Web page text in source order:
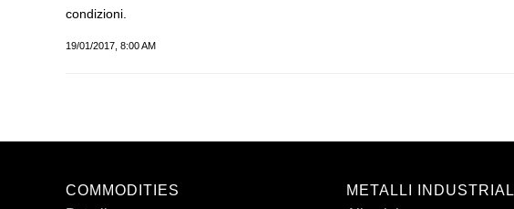
condizioni.
19/01/2017, 8:00 AM
COMMODITIES
METALLI INDUSTRIALI